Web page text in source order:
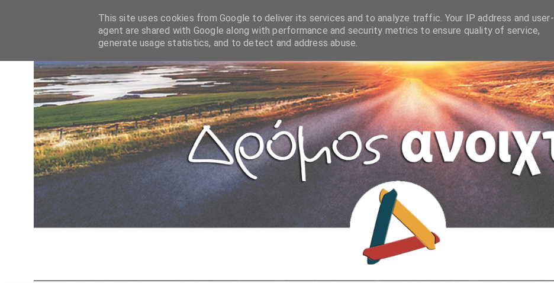
This site uses cookies from Google to deliver its services and to analyze traffic. Your IP address and user-
agent are shared with Google along with performance and security metrics to ensure quality of service,
generate usage statistics, and to detect and address abuse.